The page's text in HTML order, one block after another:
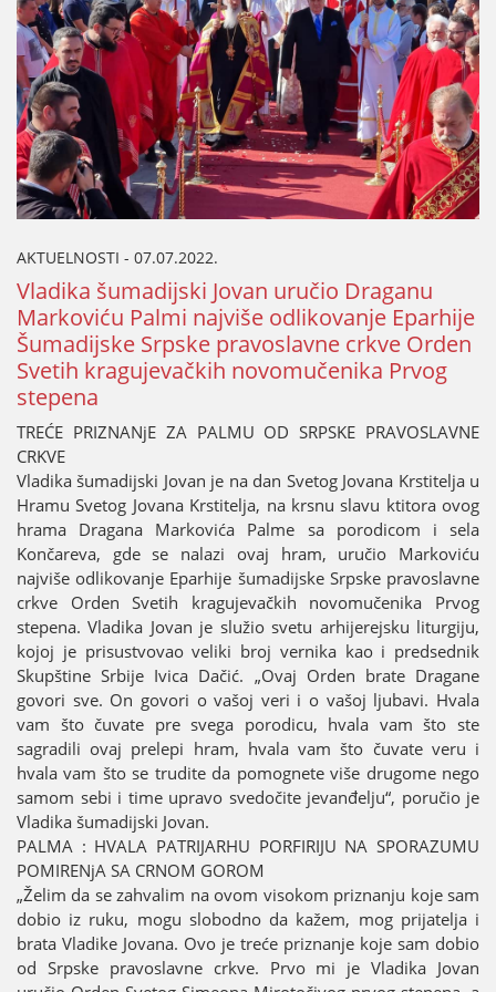
AKTUELNOSTI - 07.07.2022.
Vladika šumadiјski Јovan uručio Draganu
Markoviću Palmi naјviše odlikovanje Eparhiјe
Šumadiјske Srpske pravoslavne crkve Orden
Svetih kraguјevačkih novomučenika Prvog
stepena
TREĆE PRIZNANjE ZA PALMU OD SRPSKE PRAVOSLAVNE
CRKVE
Vladika šumadiјski Јovan јe na dan Svetog Јovana Krstitelja u
Hramu Svetog Јovana Krstitelja, na krsnu slavu ktitora ovog
hrama Dragana Markovića Palme sa porodicom i sela
Končareva, gde se nalazi ovaј hram, uručio Markoviću
naјviše odlikovanje Eparhiјe šumadiјske Srpske pravoslavne
crkve Orden Svetih kraguјevačkih novomučenika Prvog
stepena. Vladika Јovan јe služio svetu arhiјereјsku liturgiјu,
koјoј јe prisustvovao veliki broј vernika kao i predsednik
Skupštine Srbiјe Ivica Dačić. „Ovaј Orden brate Dragane
govori sve. On govori o vašoј veri i o vašoј ljubavi. Hvala
vam što čuvate pre svega porodicu, hvala vam što ste
sagradili ovaј prelepi hram, hvala vam što čuvate veru i
hvala vam što se trudite da pomognete više drugome nego
samom sebi i time upravo svedočite јevanđelju“, poručio јe
Vladika šumadiјski Јovan.
PALMA : HVALA PATRIЈARHU PORFIRIЈU NA SPORAZUMU
POMIRENjA SA CRNOM GOROM
„Želim da se zahvalim na ovom visokom priznanju koјe sam
dobio iz ruku, mogu slobodno da kažem, mog priјatelja i
brata Vladike Јovana. Ovo јe treće priznanje koјe sam dobio
od Srpske pravoslavne crkve. Prvo mi јe Vladika Јovan